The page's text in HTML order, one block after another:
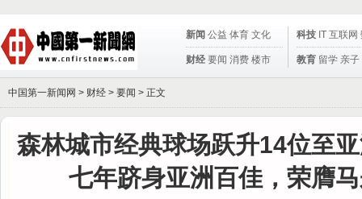
新闻 公益 体育 文化
财经 要闻 消费 楼市
科技 IT 互联网
教育 留学 亲子
中国第一新闻网 > 财经 > 要闻 > 正文
森林城市经典球场跃升14位至
七年跻身亚洲百佳，荣膺